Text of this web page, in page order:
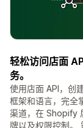
轻松访问店面
务。
使用店面 API，创
框架和语言，完全
渠道，在 Shopify
牌以及权限控制。